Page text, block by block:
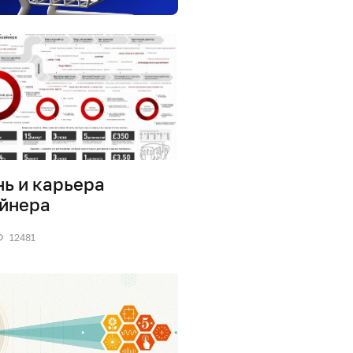
и карьера
12481